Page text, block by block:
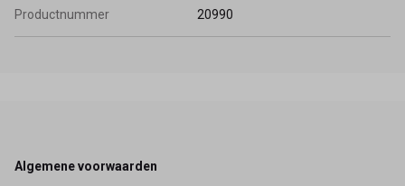
Productnummer 20990
Footer
Algemene voorwaarden